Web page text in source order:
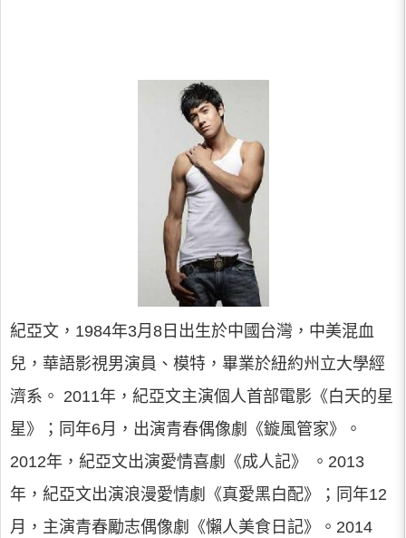
紀亞文，1984年3月8日出生於中國台灣，中美混血
兒，華語影視男演員、模特，畢業於紐約州立大學經
濟系。 2011年，紀亞文主演個人首部電影《白天的星
星》；同年6月，出演青春偶像劇《鏇風管家》。
2012年，紀亞文出演愛情喜劇《成人記》 。2013
年，紀亞文出演浪漫愛情劇《真愛黑白配》；同年12
月，主演青春勵志偶像劇《懶人美食日記》。2014